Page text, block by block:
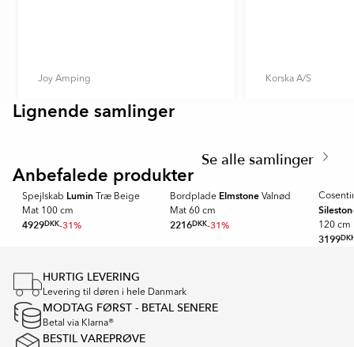
Joy Amping Korska A/S
Item
Lignende samlinger
EKSKÄR TOPS
6
Se alle samlinger
Anbefalede produkter
Spejlskab Lumin Træ Beige
Mat 100 cm
4929DKK-31%
🥇 TOPPDESIGN 2026
SPARA MER
Bordplade Elmstone Valnød
Mat 60 cm
2216DKK-31% 120 cm
3199
1
of
16
HURTIG LEVERING
Levering til døren i hele Danmark
MODTAG FØRST - BETAL SENERE
Betal via Klarna®
BESTIL VAREPRØVE